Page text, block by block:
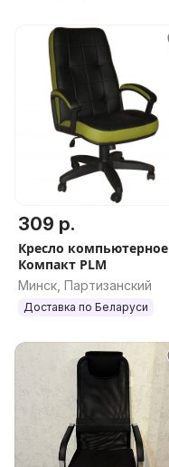
309 р.
Кресло компьютерное
Компакт PLM
Минск, Партизанский
Доставка по Беларуси